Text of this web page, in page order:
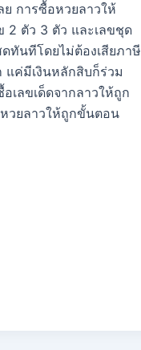
ย การซื้อหวยลาวให้
2 ตัว 3 ตัว และเลขชุด
ทันทีโดยไม่ต้องเสียภาษี
แค่มีเงินหลักสิบก็ร่วม
เลขเด็ดจากลาวให้ถูก
วยลาวให้ถูกขั้นตอน